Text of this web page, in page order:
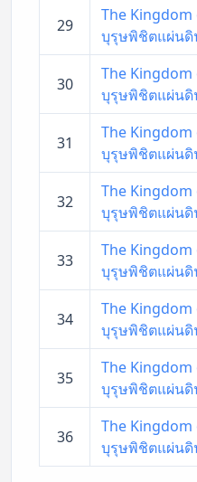
29
The
บุรุษพิชิตแผ่นดิ
30
The
บุรุษพิชิตแผ่นดิ
31
The
บุรุษพิชิตแผ่นดิ
32
The
บุรุษพิชิตแผ่นดิ
33
The
บุรุษพิชิตแผ่นดิ
34
The
บุรุษพิชิตแผ่นดิ
35
The
บุรุษพิชิตแผ่นดิ
36
The
บุรุษพิชิตแผ่นดิ